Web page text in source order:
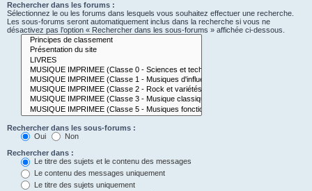
Rechercher dans les forums :
Sélectionnez le ou les forums dans lesquels vous souhaitez effectuer une recherche.
Les sous-forums seront automatiquement inclus dans la recherche si vous ne
désactivez pas l’option « Rechercher dans les sous-forums » affichée ci-dessous.
Rechercher dans les sous-forums :
Oui
Non
Rechercher dans :
Le titre des sujets et le contenu des messages
Le contenu des messages uniquement
Le titre des sujets uniquement